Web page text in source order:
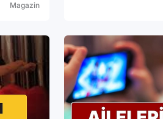
Magazin